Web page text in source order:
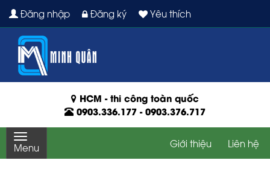
Đăng nhập Đăng ký Yêu thích
HCM - thi công toàn quốc
0903.336.177 -0903.376.717
Menu Giới thiệu Liên hệ